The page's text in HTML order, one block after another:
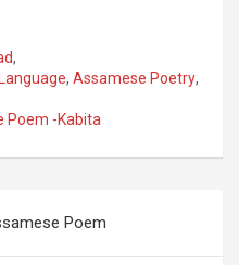
,
, Assamese Poetry,
Poem -Kabita
Poem